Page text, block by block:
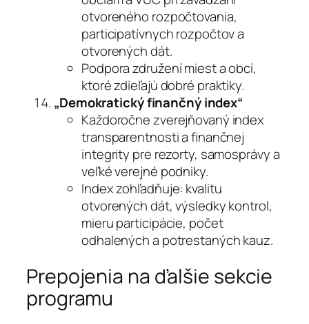
otvoreného rozpočtovania,
participatívnych rozpočtov a
otvorených dát.
Podpora združení miest a obcí,
ktoré zdieľajú dobré praktiky.
„Demokratický finančný index“
Každoročne zverejňovaný index
transparentnosti a finančnej
integrity pre rezorty, samosprávy a
veľké verejné podniky.
Index zohľadňuje: kvalitu
otvorených dát, výsledky kontrol,
mieru participácie, počet
odhalených a potrestaných kauz.
Prepojenia na ďalšie sekcie
programu